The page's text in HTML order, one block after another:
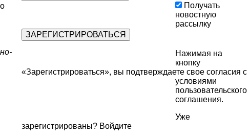
Получать
новостную
рассылку
Нажимая на
кнопку
«Зарегистрироваться», вы подтверждаете свое согласия с
условиями
пользовательского
соглашения.
Уже
зарегистрированы? Войдите